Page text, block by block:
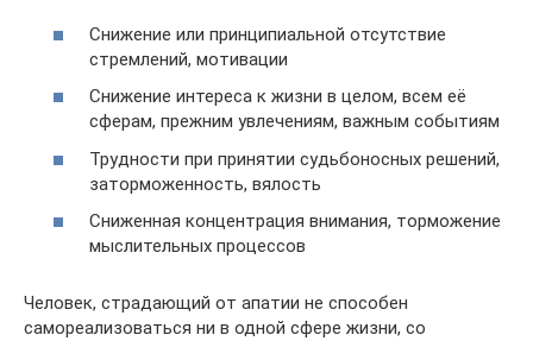
Снижение или принципиальной отсутствие
стремлений, мотивации
Снижение интереса к жизни в целом, всем её
сферам, прежним увлечениям, важным событиям
Трудности при принятии судьбоносных решений,
заторможенность, вялость
Сниженная концентрация внимания, торможение
мыслительных процессов
Человек, страдающий от апатии не способен
самореализоваться ни в одной сфере жизни, со